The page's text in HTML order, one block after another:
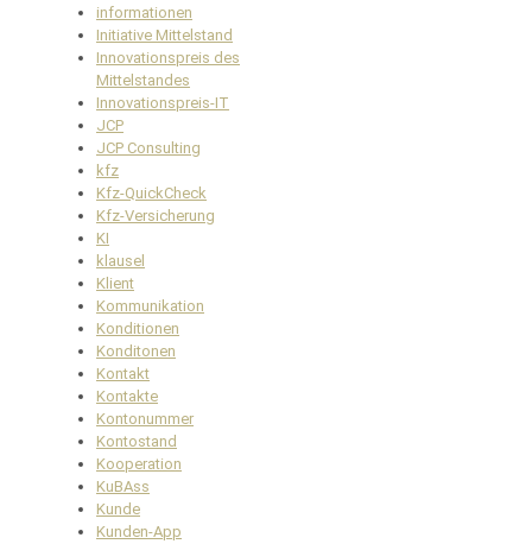
informationen
Initiative Mittelstand
Innovationspreis des
Mittelstandes
Innovationspreis-IT
JCP
JCP Consulting
kfz
Kfz-QuickCheck
Kfz-Versicherung
KI
klausel
Klient
Kommunikation
Konditionen
Konditonen
Kontakt
Kontakte
Kontonummer
Kontostand
Kooperation
KuBAss
Kunde
Kunden-App